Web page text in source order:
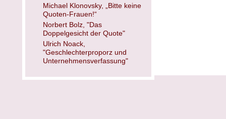
Michael Klonovsky, „Bitte keine
Quoten-Frauen!“
Norbert Bolz, "Das
Doppelgesicht der Quote"
Ulrich Noack,
"Geschlechterproporz und
Unternehmensverfassung"